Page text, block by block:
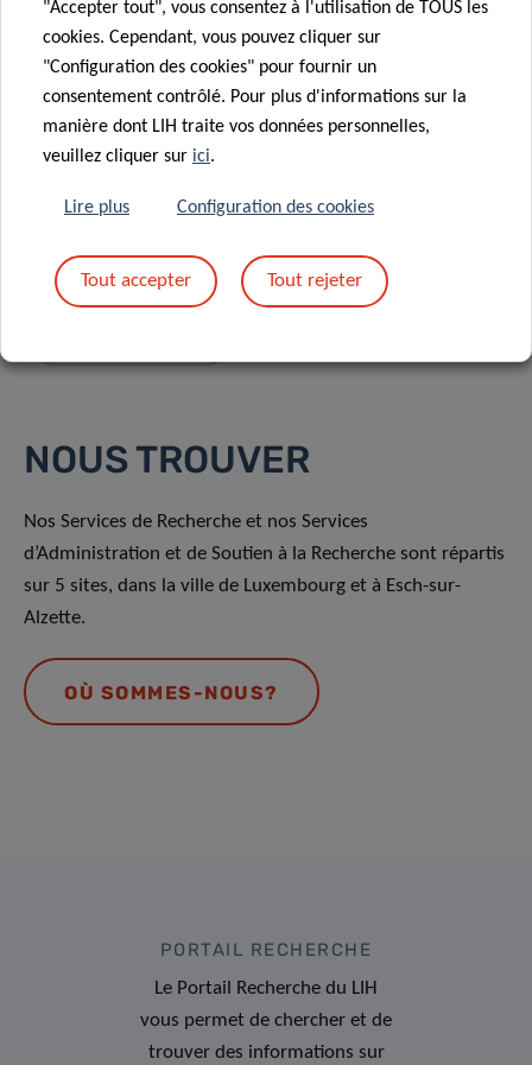
En envoyant votre message, vous acceptez
NOUS TROUVER
Nos Services de Recherche et nos Services
d’Administration et de Soutien à la Recherche sont répartis
sur 5 sites, dans la ville de Luxembourg et à Esch-sur-
Alzette.
OÙ SOMMES-NOUS?
PORTAIL RECHERCHE
Le Portail Recherche du LIH
vous permet de chercher et de
trouver des informations sur
"Accepter tout", vous consentez à l'utilisation de TOUS les
cookies. Cependant, vous pouvez cliquer sur
"Configuration des cookies" pour fournir un
consentement contrôlé. Pour plus d'informations sur la
manière dont LIH traite vos données personnelles,
veuillez cliquer sur ici.
Lire plus Configuration des cookies
Tout accepter Tout rejeter